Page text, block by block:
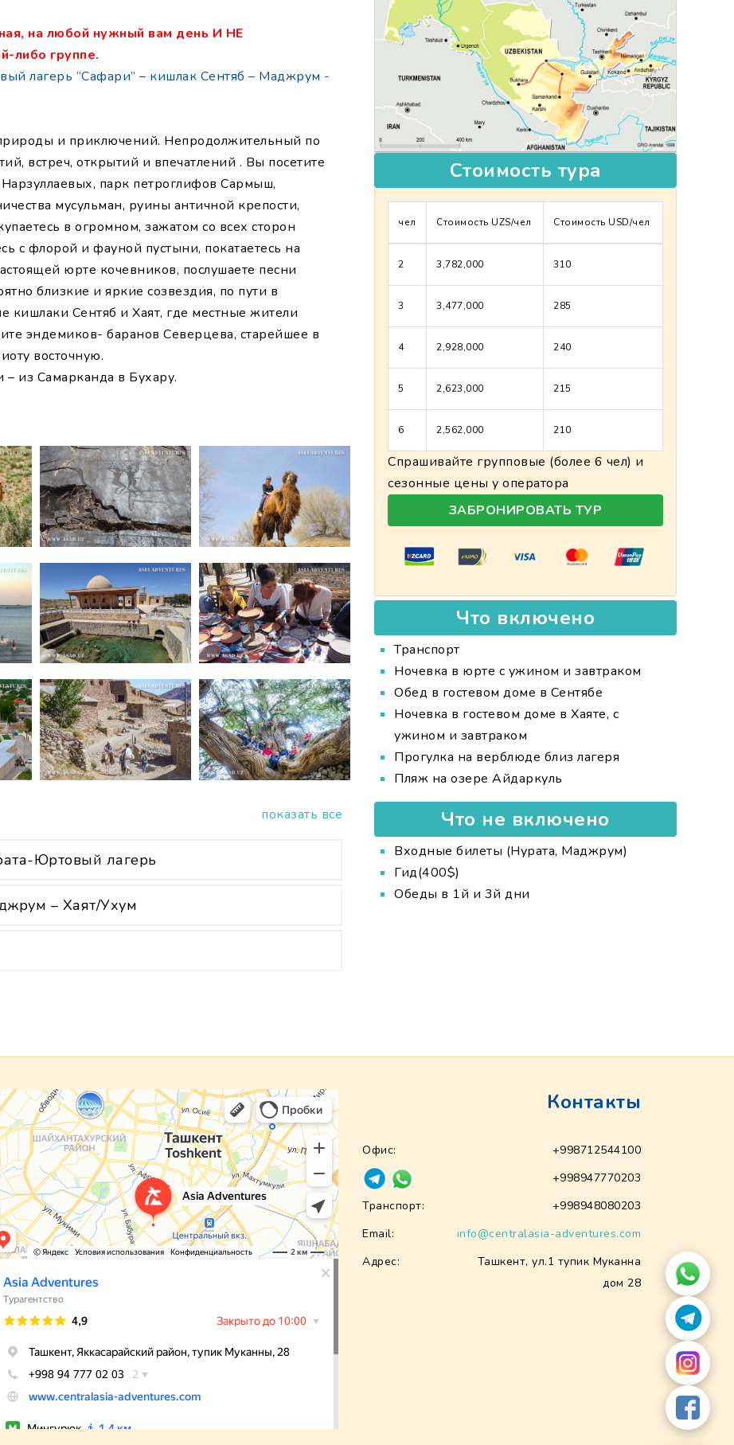
на любой нужный вам день И НЕ
либо группе.
лагерь “Сафари” – кишлак Сентяб – Маджрум -
и приключений. Непродолжительный по
встреч, открытий и впечатлений . Вы посетите
парк петроглифов Сармыш,
мусульман, руины античной крепости,
в огромном, зажатом со всех сторон
с флорой и фауной пустыни, покатаетесь на
юрте кочевников, послушаете песни
близкие и яркие созвездия, по пути в
кишлаки Сентяб и Хаят, где местные жители
эндемиков- баранов Северцева, старейшее в
восточную.
из Самарканда в Бухару.
показать все
Юртовый лагерь
– Хаят/Ухум
Стоимость тура
чел Стоимость UZS/чел Стоимость USD/чел
2 3,782,000 310
3 3,477,000 285
4 2,928,000 240
5 2,623,000 215
6 2,562,000 210
Спрашивайте групповые (более 6 чел) и
сезонные цены у оператора
ЗАБРОНИРОВАТЬ ТУР
Что включено
Транспорт
Ночевка в юрте с ужином и завтраком
Обед в гостевом доме в Сентябе
Ночевка в гостевом доме в Хаяте, с
ужином и завтраком
Прогулка на верблюде близ лагеря
Пляж на озере Айдаркуль
Что не включено
Входные билеты (Нурата, Маджрум)
Гид(400$)
Обеды в 1й и 3й дни
Контакты
Офис:
+998712544100
+998947770203
Транспорт:
+998948080203
Email:
info@centralasia-adventures.com
Адрес:
Ташкент, ул.1 тупик Муканна
дом 28